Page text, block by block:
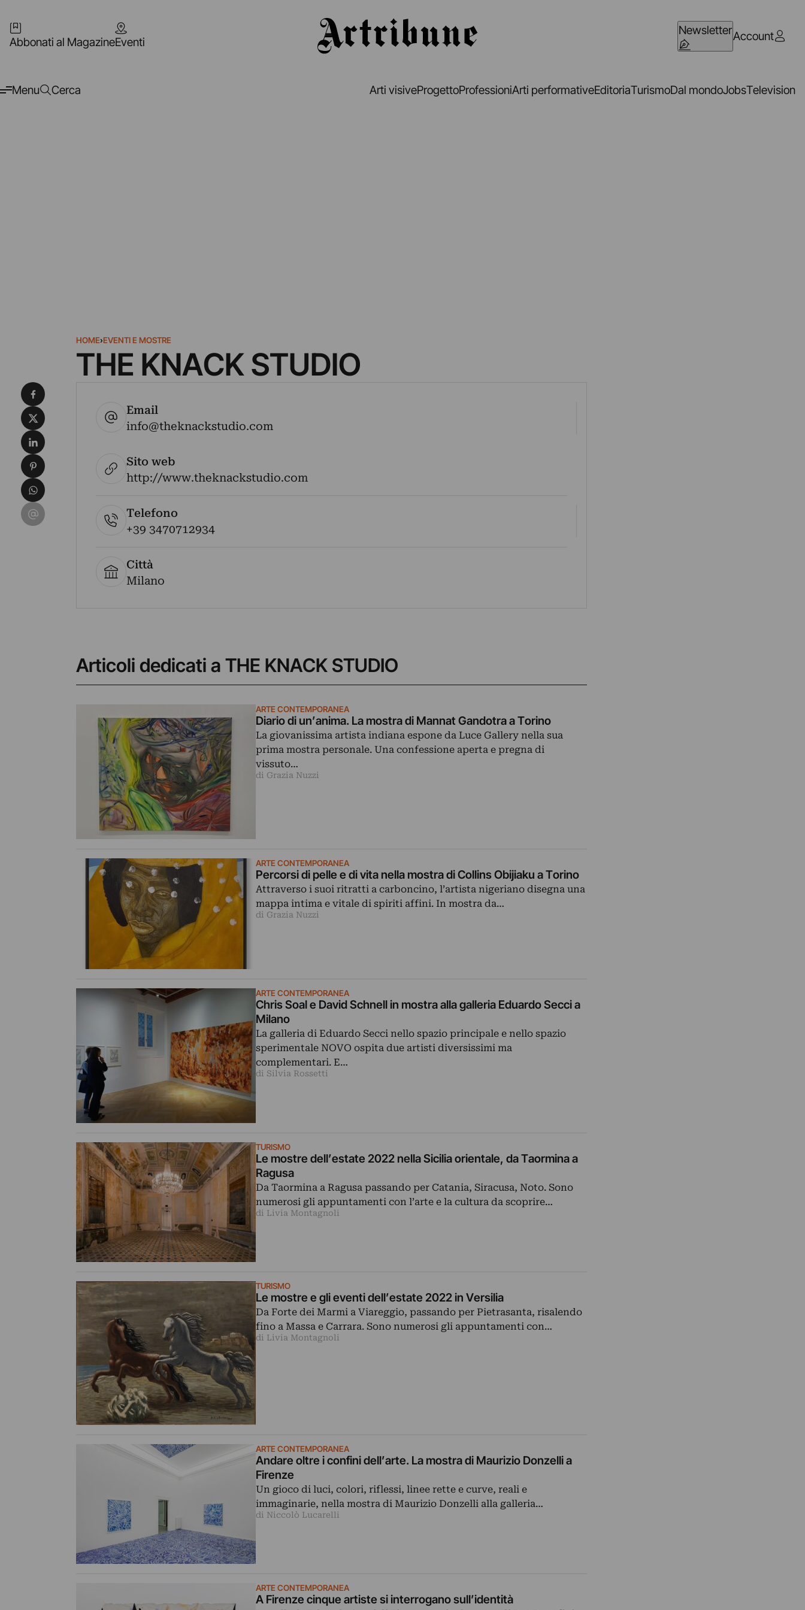
Abbonati al MagazineEventi
NewsletterAccount
Menu Cerca Arti visiveProgettoProfessioniArti performativeEditoriaTurismoDal mondoJobsTelevision
HOME›EVENTI E MOSTRE
THE KNACK STUDIO
Email
info@theknackstudio.com
Sito web
http://www.theknackstudio.com
Telefono
+39 3470712934
Città
Milano
Articoli dedicati a THE KNACK STUDIO
ARTE CONTEMPORANEA
Diario di un’anima. La mostra di Mannat Gandotra a Torino
La giovanissima artista indiana espone da Luce Gallery nella sua
prima mostra personale. Una confessione aperta e pregna di
vissuto…
di Grazia Nuzzi
ARTE CONTEMPORANEA
Percorsi di pelle e di vita nella mostra di Collins Obijiaku a Torino
Attraverso i suoi ritratti a carboncino, l’artista nigeriano disegna una
mappa intima e vitale di spiriti affini. In mostra da…
di Grazia Nuzzi
ARTE CONTEMPORANEA
Chris Soal e David Schnell in mostra alla galleria Eduardo Secci a
Milano
La galleria di Eduardo Secci nello spazio principale e nello spazio
sperimentale NOVO ospita due artisti diversissimi ma
complementari. E…
di Silvia Rossetti
TURISMO
Le mostre dell’estate 2022 nella Sicilia orientale, da Taormina a
Ragusa
Da Taormina a Ragusa passando per Catania, Siracusa, Noto. Sono
numerosi gli appuntamenti con l’arte e la cultura da scoprire…
di Livia Montagnoli
TURISMO
Le mostre e gli eventi dell’estate 2022 in Versilia
Da Forte dei Marmi a Viareggio, passando per Pietrasanta, risalendo
fino a Massa e Carrara. Sono numerosi gli appuntamenti con…
di Livia Montagnoli
ARTE CONTEMPORANEA
Andare oltre i confini dell’arte. La mostra di Maurizio Donzelli a
Firenze
Un gioco di luci, colori, riflessi, linee rette e curve, reali e
immaginarie, nella mostra di Maurizio Donzelli alla galleria…
di Niccolò Lucarelli
ARTE CONTEMPORANEA
A Firenze cinque artiste si interrogano sull’identità
Condividi su Facebook
Condividi su X
Condividi su LinkedIn
Condividi su Pinterest
Condividi su WhatsApp
Condividi su Email